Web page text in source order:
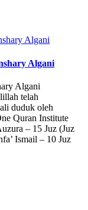
Algani
Algani
telah
duduk oleh
Quran Institute
– 15 Juz (Juz
Ismail – 10 Juz